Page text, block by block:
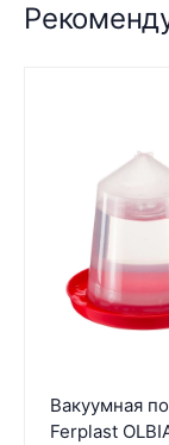
Вакуумная
Ferplast